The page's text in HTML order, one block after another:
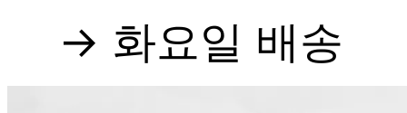
→ 화요일 배송